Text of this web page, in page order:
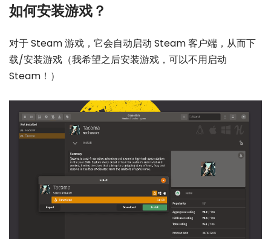
如何安装游戏？
对于 Steam 游戏，它会自动启动 Steam 客户端，从而下
载/安装游戏（我希望之后安装游戏，可以不用启动
Steam！）